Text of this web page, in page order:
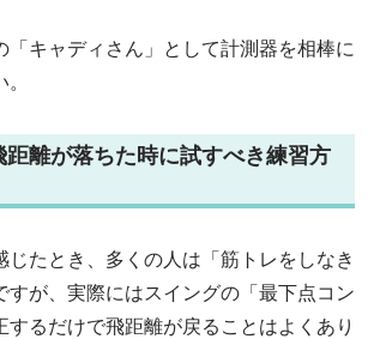
「キャディさん」として計測器を相棒に
距離が落ちた時に試すべき練習方
じたとき、多くの人は「筋トレをしなき
すが、実際にはスイングの「最下点コン
するだけで飛距離が戻ることはよくあり